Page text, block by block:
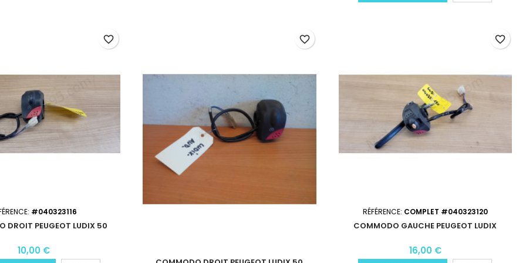
#040323116
DROIT PEUGEOT LUDIX 50
10,00 €
favorite_border favorite_border
RÉFÉRENCE: COMPLET #040323120
COMMODO GAUCHE PEUGEOT LUDIX
16,00 €
favorite_border